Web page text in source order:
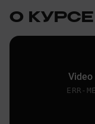
О